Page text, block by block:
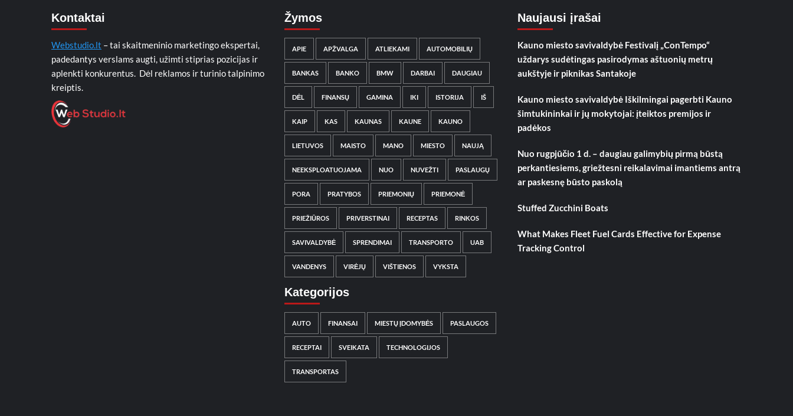
Kontaktai
Webstudio.lt – tai skaitmeninio marketingo ekspertai,
padedantys verslams augti, užimti stiprias pozicijas ir
aplenkti konkurentus. Dėl reklamos ir turinio talpinimo
kreiptis.
Žymos
APIE APŽVALGA ATLIEKAMI AUTOMOBILIŲ
BANKAS BANKO BMW DARBAI DAUGIAU
DĖL FINANSŲ GAMINA IKI ISTORIJA IŠ
KAIP KAS KAUNAS KAUNE KAUNO
LIETUVOS MAISTO MANO MIESTO NAUJĄ
NEEKSPLOATUOJAMA NUO NUVEŽTI PASLAUGŲ
PORA PRATYBOS PRIEMONIŲ PRIEMONĖ
PRIEŽIŪROS PRIVERSTINAI RECEPTAS RINKOS
SAVIVALDYBĖ SPRENDIMAI TRANSPORTO UAB
VANDENYS VIRĖJŲ VIŠTIENOS VYKSTA
Kategorijos
AUTO FINANSAI MIESTŲ ĮDOMYBĖS PASLAUGOS
RECEPTAI SVEIKATA TECHNOLOGIJOS
TRANSPORTAS
Naujausi įrašai
Kauno miesto savivaldybė Festivalį „ConTempo“
uždarys sudėtingas pasirodymas aštuonių metrų
aukštyje ir piknikas Santakoje
Kauno miesto savivaldybė Iškilmingai pagerbti Kauno
šimtukininkai ir jų mokytojai: įteiktos premijos ir
padėkos
Nuo rugpjūčio 1 d. – daugiau galimybių pirmą būstą
perkantiesiems, griežtesni reikalavimai imantiems antrą
ar paskesnę būsto paskolą
Stuffed Zucchini Boats
What Makes Fleet Fuel Cards Effective for Expense
Tracking Control